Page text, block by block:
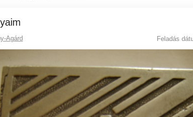
Agárd Feladás